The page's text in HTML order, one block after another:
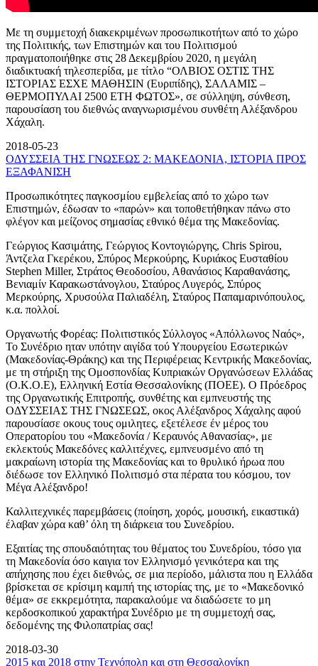
Με τη συμμετοχή διακεκριμένων προσωπικοτήτων από το χώρο
της Πολιτικής, των Επιστημών και του Πολιτισμού
πραγματοποιήθηκε στις 28 Δεκεμβρίου 2020, η μεγάλη
διαδικτυακή τηλεσπερίδα, με τίτλο “ΟΛΒΙΟΣ ΟΣΤΙΣ ΤΗΣ
ΙΣΤΟΡΙΑΣ ΕΣΧΕ ΜΑΘΗΣΙΝ (Ευριπίδης), ΣΑΛΑΜΙΣ –
ΘΕΡΜΟΠΥΛΑΙ 2500 ΕΤΗ ΦΩΤΟΣ», σε σύλληψη, σύνθεση,
παρουσίαση του διεθνώς αναγνωρισμένου συνθέτη Αλέξανδρου
Χάχαλη.
2018-05-23
ΟΔΥΣΣΕΙΑ ΤΗΣ ΓΝΩΣΕΩΣ 2: ΜΑΚΕΔΟΝΙΑ, ΙΣΤΟΡΙΑ ΠΡΟΣ
ΕΞΑΦΑΝΙΣΗ
Προσωπικότητες παγκοσμίου εμβελείας από το χώρο των
Επιστημών, έδωσαν το «παρών» και τοποθετήθηκαν πάνω στο
φλέγον και μείζονος σημασίας εθνικό θέμα της Μακεδονίας.
Γεώργιος Κασιμάτης, Γεώργιος Κοντογιώργης, Chris Spirou,
Άντζελα Γκερέκου, Σπύρος Μερκούρης, Κυριάκος Ευσταθίου
Stephen Miller, Στράτος Θεοδοσίου, Αθανάσιος Καραθανάσης,
Βενιαμίν Καρακωστάνογλου, Σταύρος Λυγερός, Σπύρος
Μερκούρης, Χρυσούλα Παλιαδέλη, Σταύρος Παπαμαρινόπουλος,
κ.α. πολλοί.
Οργανωτής Φορέας: Πολιτιστικός Σύλλογος «Απόλλωνος Ναός»,
Το Συνέδριο ηταν υπότην αιγίδα τού Υπουργείου Εσωτερικών
(Μακεδονίας-Θράκης) και της Περιφέρειας Κεντρικής Μακεδονίας,
με τη στήριξη της Ομοσπονδίας Κυπριακών Οργανώσεων Ελλάδας
(Ο.Κ.Ο.Ε), Ελληνική Εστία Θεσσαλονίκης (ΠΟΕΕ). Ο Πρόεδρος
της Οργανωτικής Επιτροπής, συνθέτης και εμπνευστής της
ΟΔΥΣΣΕΙΑΣ ΤΗΣ ΓΝΩΣΕΩΣ, οκος Αλέξανδρος Χάχαλης αφού
παρουσίασε οκους τους ομιλητες, εξετέλεσε έν μέρος του
Οπερατορίου του «Μακεδονία / Κεραυνός Αθανασίας», με
εκλεκτούς Μακεδόνες καλλιτέχνες, εμπνευσμένο από τη
μακραίωνη ιστορία της Μακεδονίας και το θρυλικό ήρωα που
διέδωσε τον Ελληνικό Πολιτισμό στα πέρατα του κόσμου, τον
Μέγα Αλέξανδρο!
Καλλιτεχνικές παρεμβάσεις (ποίηση, χορός, μουσική, εικαστικά)
έλαβαν χώρα καθ’ όλη τη διάρκεια του Συνεδρίου.
Εξαιτίας της σπουδαιότητας του θέματος του Συνεδρίου, τόσο για
τη Μακεδονία όσο καιγια τον Ελληνισμό γενικότερα και της
απήχησης που έχει διεθνώς, σε μια περίοδο, μάλιστα που η Ελλάδα
βρίσκεται σε κρίσιμη καμπή της ιστορίας της, με το «Μακεδονικό
θέμα» σε εκκρεμότητα, παρακαλούμε να διαδώσετε το μη
κερδοσκοπικού χαρακτήρα Συνέδριο με τη συμμετοχή σας,
δεδομένης της Φιλοπατρίας σας!
2018-03-30
2015 και 2018 στην Τεχνόπολη και στη Θεσσαλονίκη